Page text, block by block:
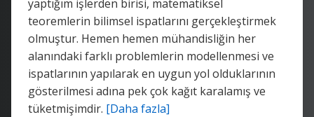
yaptığım işlerden birisi, matematiksel
teoremlerin bilimsel ispatlarını gerçekleştirmek
olmuştur. Hemen hemen mühandisliğin her
alanındaki farklı problemlerin modellenmesi ve
ispatlarının yapılarak en uygun yol olduklarının
gösterilmesi adına pek çok kağıt karalamış ve
tüketmişimdir. [Daha fazla]